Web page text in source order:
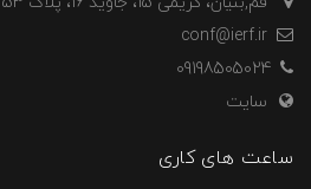
09198505024
سایت
ساعت های کاری